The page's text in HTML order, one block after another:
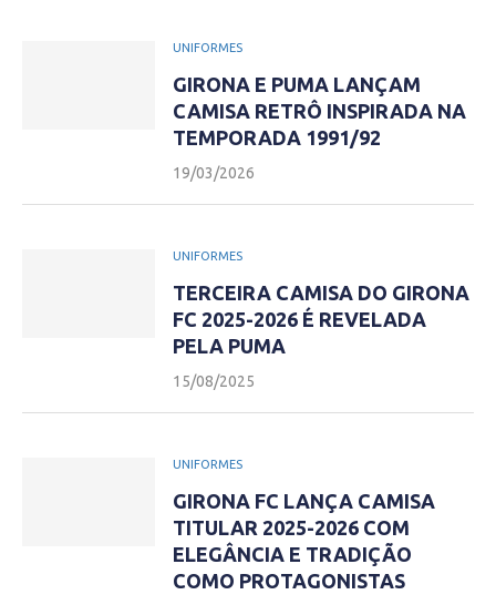
UNIFORMES
GIRONA E PUMA LANÇAM
CAMISA RETRÔ INSPIRADA NA
TEMPORADA 1991/92
19/03/2026
UNIFORMES
TERCEIRA CAMISA DO GIRONA
FC 2025-2026 É REVELADA
PELA PUMA
15/08/2025
UNIFORMES
GIRONA FC LANÇA CAMISA
TITULAR 2025-2026 COM
ELEGÂNCIA E TRADIÇÃO
COMO PROTAGONISTAS